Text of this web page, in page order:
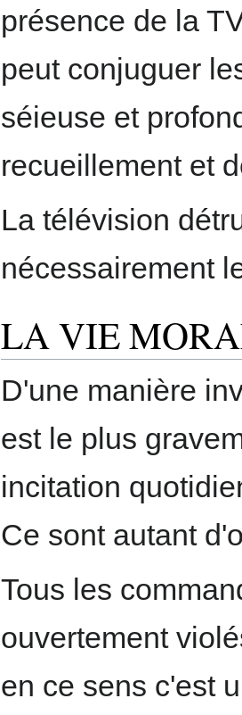
présence de la
peut conjuguer
séieuse et
recueillement et
La télévision
nécessairement
LA VIE
D'une manière
est le plus
incitation
Ce sont autant
Tous les
ouvertement
en ce sens c'est